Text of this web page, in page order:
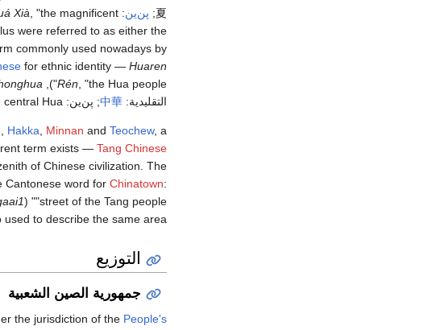
夏
; پن‌ين:
Xià, "the magnificent
were referred to as either the
commonly used nowadays by
for ethnic identity — Huaren
Rén, "the Hua people"), as well as a
التقليدية: 中華; پن‌ين: Hua").
, Hakka, Minnan and Teochew, a
term exists — Tang Chinese
of Chinese civilization. The
Cantonese word for Chinatown:
"street of the Tang people" (
used to describe the same area).
التوزيع
جمهورية الصين الشعبية
the jurisdiction of the People's